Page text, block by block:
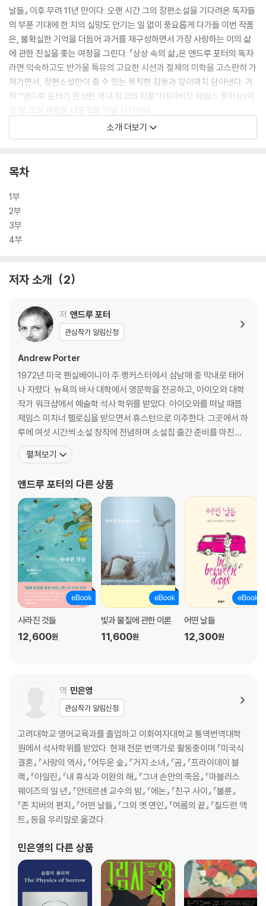
날들』 이후 무려 11년 만이다. 오랜 시간 그의 장편소설을 기다려온 독자들
의 부푼 기대에 한 치의 실망도 안기는 일 없이 풍요롭게 다가들 이번 작품
은, 불확실한 기억을 더듬어 과거를 재구성하면서 가장 사랑하는 이의 삶
에 관한 진실을 좇는 여정을 그린다. 『상상 속의 삶』은 앤드루 포터의 독자
라면 익숙하고도 반가울 특유의 고요한 시선과 절제의 미학을 고스란히 가
져가면서, 장편소설만이 줄 수 있는 묵직한 감동과 깊이까지 담아낸다. 가
히 “앤드루 포터가 완성한 역대 최고의 작품”(데이비드 제임스 푸아상)이
라 할 그의 새로운 대표작을 만날 시간이다.
어둠 속에서도 빛을 잃지 않는 찬란한 소설. 한 치의 망설임도 없는, 어떠한
의 삶』은 불완전한 기억과 서로를 위해 상상한 삶, 그리고 가장 깊은 애정
성에 바치는 한 편의 아름다운 찬가다. _데이비드 제임스 푸아상(소설가)
소개 더보기
목차
1부
2부
3부
4부
저자 소개 2
저 앤드루 포터
관심작가 알림신청
Andrew Porter
1972년 미국 펜실베이니아 주 랭커스터에서 삼남매 중 막내로 태어
나 자랐다. 뉴욕의 바사 대학에서 영문학을 전공하고, 아이오와 대학
작가 워크샵에서 예술학 석사 학위를 받았다. 아이오와를 떠날 때쯤
제임스 미치너 펠로십을 받으면서 휴스턴으로 이주한다. 그곳에서 하
루에 여섯 시간씩 소설 창작에 전념하며 소설집 출간 준비를 마친다.
그때가 1999년, 포터는 아직 서른이 안 되었을 나이였다. 하지만 이
즈음 도둑을 맞아 집이 털리는 사고를 당하는데 원고를 통째로 분실
무리 해도 떠오르지 않았다고 한다. 이후 몇 년 동
펼쳐보기
앤드루 포터의 다른 상품
사라진 것들
12,600원
빛과 물질에 관한 이론
11,600원
어떤 날들
12,300원
역 민은영
관심작가 알림신청
고려대학교 영어교육과를 졸업하고 이화여자대학교 통역번역대학
원에서 석사학위를 받았다. 현재 전문 번역가로 활동중이며 『미국식
결혼』 『사랑의 역사』 『어두운 숲』 『거지 소녀』 『곰』 『프라이데이 블
랙』 『아일린』 『내 휴식과 이완의 해』 『그녀 손안의 죽음』 『마블러스
웨이즈의 일 년』 『안데르센 교수의 밤』 『에논』 『친구 사이』 『불륜』
『존 치버의 편지』 『어떤 날들』 『그의 옛 연인』 『여름의 끝』 『칠드런 액
트』 등을 우리말로 옮겼다.
민은영의 다른 상품